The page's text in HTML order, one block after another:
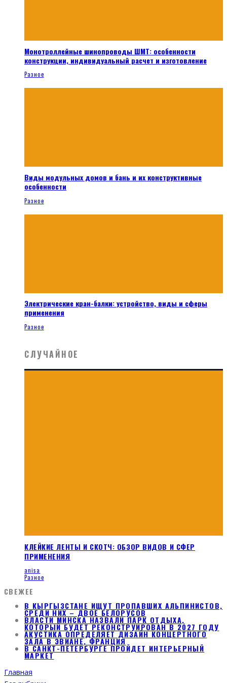
Монотроллейные шинопроводы ШМТ: особенности
конструкции, индивидуальный расчет и изготовление
Разное
Виды модульных домов и бань и их конструктивные
особенности
Разное
Электрические кран-балки: устройство, виды и сферы
применения
Разное
СЛУЧАЙНОЕ
КЛЕЙКИЕ ЛЕНТЫ И СКОТЧ: ОБЗОР ВИДОВ И СФЕР
ПРИМЕНЕНИЯ
anisa
Разное
СВЕЖЕЕ
В КЫРГЫЗСТАНЕ ИЩУТ ПРОПАВШИХ АЛЬПИНИСТОВ,
СРЕДИ НИХ – ДВОЕ БЕЛОРУСОВ
ВЛАСТИ МИНСКА НАЗВАЛИ ПАРК ОТДЫХА,
КОТОРЫЙ БУДЕТ РЕКОНСТРУИРОВАН В 2027 ГОДУ
АКУСТИКА ОПРЕДЕЛЯЕТ ДИЗАЙН КОНЦЕРТНОГО
ЗАЛА В ЭВИАНЕ, ФРАНЦИЯ
В САНКТ-ПЕТЕРБУРГЕ ПРОЙДЕТ ИНТЕРЬЕРНЫЙ
МАРКЕТ
Главная